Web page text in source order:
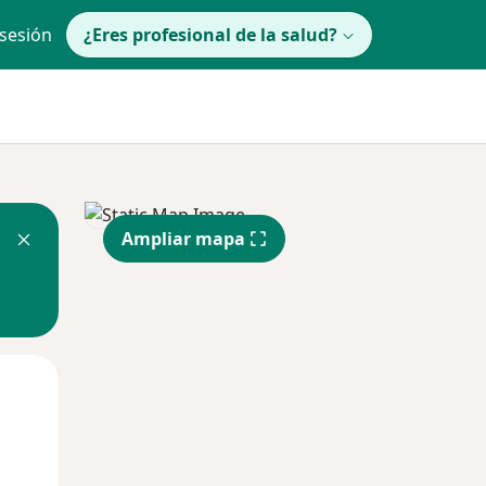
¿Eres profesional de la salud?
Ampliar mapa